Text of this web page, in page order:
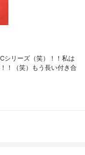
シリーズ（笑）！！私は
！（笑）もう長い付き合